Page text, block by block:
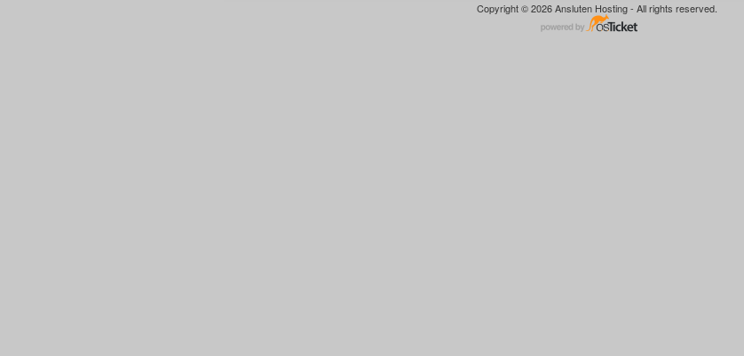
Copyright © 2026 Ansluten Hosting - All rights reserved.